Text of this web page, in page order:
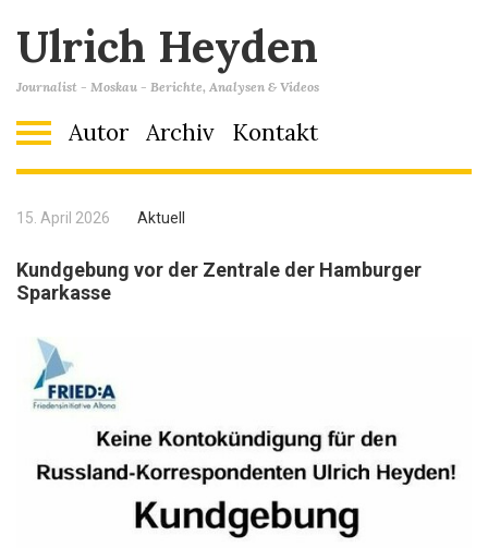
Ulrich Heyden
Journalist - Moskau - Berichte, Analysen & Videos
Autor Archiv Kontakt
15. April 2026 Aktuell
Kundgebung vor der Zentrale der Hamburger
Sparkasse